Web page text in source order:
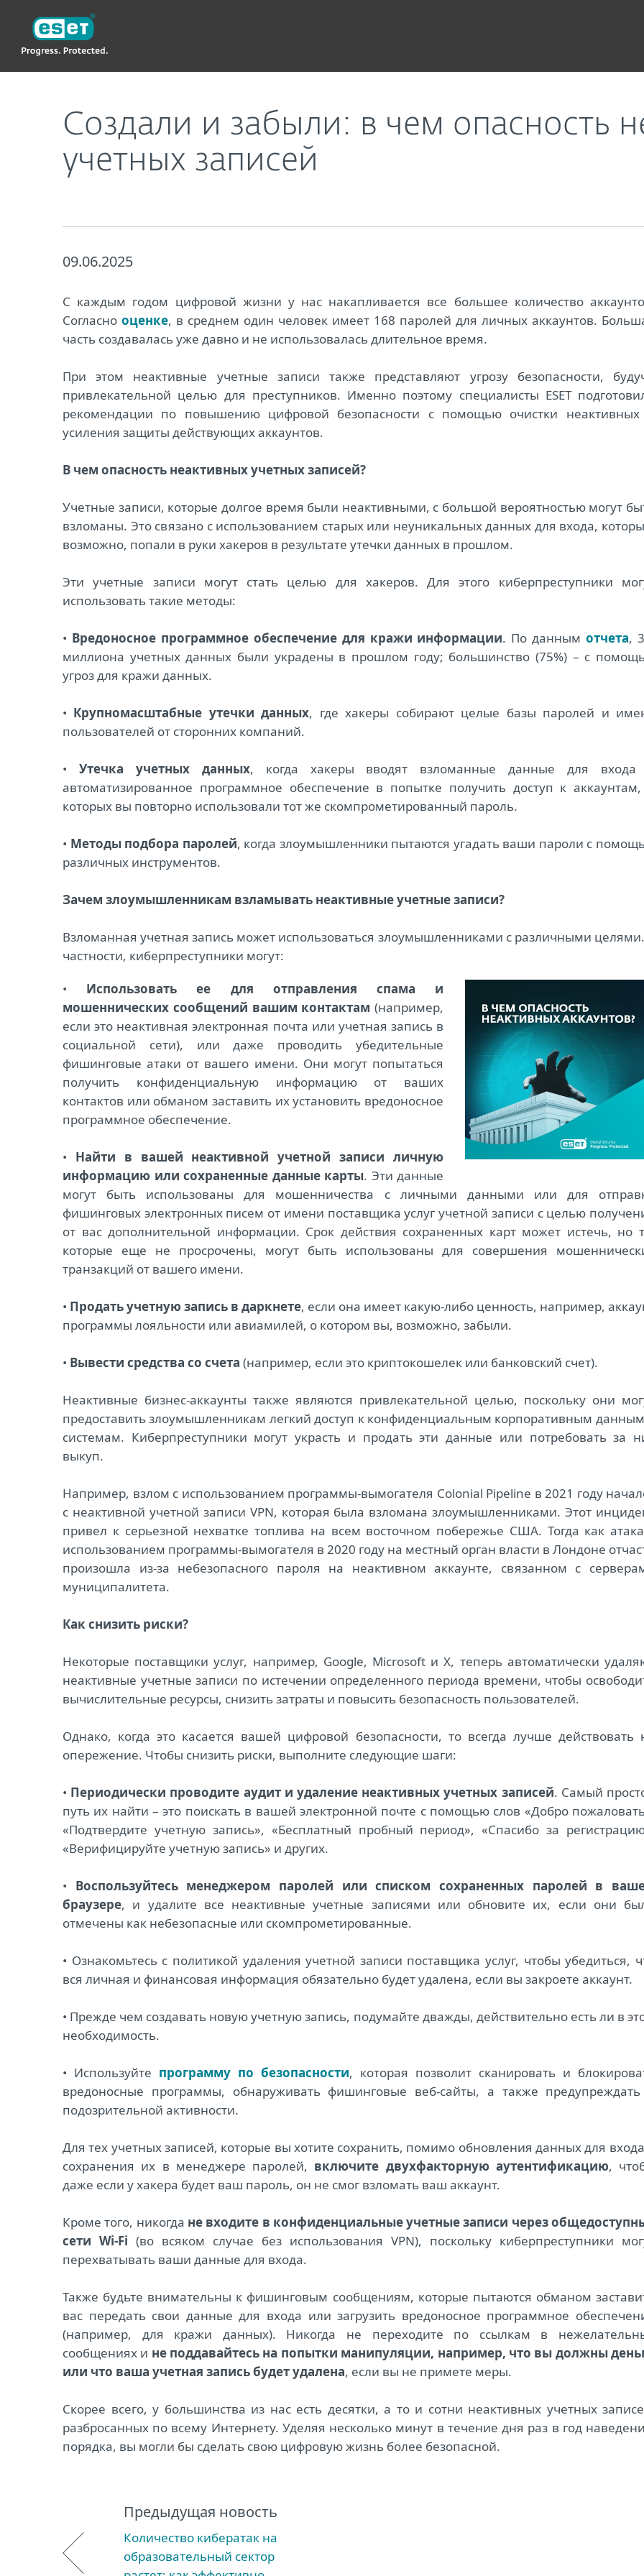
Создали и забыли: в чем опасность
учетных записей
09.06.2025
С каждым годом цифровой жизни у нас накапливается все большее количество
Согласно оценке, в среднем один человек имеет 168 паролей для личных аккаунтов.
часть создавалась уже давно и не использовалась длительное время.
При этом неактивные учетные записи также представляют угрозу безопасности,
привлекательной целью для преступников. Именно поэтому специалисты ESET
рекомендации по повышению цифровой безопасности с помощью очистки
усиления защиты действующих аккаунтов.
В чем опасность неактивных учетных записей?
Учетные записи, которые долгое время были неактивными, с большой вероятностью могут
взломаны. Это связано с использованием старых или неуникальных данных для входа,
возможно, попали в руки хакеров в результате утечки данных в прошлом.
Эти учетные записи могут стать целью для хакеров. Для этого киберпреступники
использовать такие методы:
• Вредоносное программное обеспечение для кражи информации. По даннымотчета,
миллиона учетных данных были украдены в прошлом году; большинство (75%) – с
угроз для кражи данных.
• Крупномасштабные утечки данных, где хакеры собирают целые базы паролей и
пользователей от сторонних компаний.
• Утечка учетных данных, когда хакеры вводят взломанные данные для
автоматизированное программное обеспечение в попытке получить доступ к
которых вы повторно использовали тот же скомпрометированный пароль.
• Методы подбора паролей, когда злоумышленники пытаются угадать ваши пароли с
различных инструментов.
Зачем злоумышленникам взламывать неактивные учетные записи?
Взломанная учетная запись может использоваться злоумышленниками с различными
частности, киберпреступники могут:
• Использовать ее для отправления спама и
мошеннических сообщений вашим контактам (например,
если это неактивная электронная почта или учетная запись в
социальной сети), или даже проводить убедительные
фишинговые атаки от вашего имени. Они могут попытаться
получить конфиденциальную информацию от ваших
контактов или обманом заставить их установить вредоносное
программное обеспечение.
• Найти в вашей неактивной учетной записи личную
информацию или сохраненные данные карты. Эти данные
могут быть использованы для мошенничества с личными данными или для
фишинговых электронных писем от имени поставщика услуг учетной записи с целью
от вас дополнительной информации. Срок действия сохраненных карт может истечь, но
которые еще не просрочены, могут быть использованы для совершения
транзакций от вашего имени.
• Продать учетную запись в даркнете, если она имеет какую-либо ценность, например,
программы лояльности или авиамилей, о котором вы, возможно, забыли.
• Вывести средства со счета (например, если это криптокошелек или банковский счет).
Неактивные бизнес-аккаунты также являются привлекательной целью, поскольку они
предоставить злоумышленникам легкий доступ к конфиденциальным корпоративным
системам. Киберпреступники могут украсть и продать эти данные или потребовать за
выкуп.
Например, взлом с использованием программы-вымогателя Colonial Pipeline в 2021 году
с неактивной учетной записи VPN, которая была взломана злоумышленниками. Этот
привел к серьезной нехватке топлива на всем восточном побережье США. Тогда как
использованием программы-вымогателя в 2020 году на местный орган власти в Лондоне
произошла из-за небезопасного пароля на неактивном аккаунте, связанном с
муниципалитета.
Как снизить риски?
Некоторые поставщики услуг, например, Google, Microsoft и X, теперь автоматически
неактивные учетные записи по истечении определенного периода времени, чтобы
вычислительные ресурсы, снизить затраты и повысить безопасность пользователей.
Однако, когда это касается вашей цифровой безопасности, то всегда лучше действовать
опережение. Чтобы снизить риски, выполните следующие шаги:
• Периодически проводите аудит и удаление неактивных учетных записей. Самый
путь их найти – это поискать в вашей электронной почте с помощью слов «Добро
«Подтвердите учетную запись», «Бесплатный пробный период», «Спасибо за
«Верифицируйте учетную запись» и других.
• Воспользуйтесь менеджером паролей или списком сохраненных паролей в
браузере, и удалите все неактивные учетные записями или обновите их, если они
отмечены как небезопасные или скомпрометированные.
• Ознакомьтесь с политикой удаления учетной записи поставщика услуг, чтобы убедиться,
вся личная и финансовая информация обязательно будет удалена, если вы закроете аккаунт.
• Прежде чем создавать новую учетную запись, подумайте дважды, действительно есть ли в
необходимость.
• Используйте программу по безопасности, которая позволит сканировать и
вредоносные программы, обнаруживать фишинговые веб-сайты, а также
подозрительной активности.
Для тех учетных записей, которые вы хотите сохранить, помимо обновления данных для
сохранения их в менеджере паролей, включите двухфакторную аутентификацию,
даже если у хакера будет ваш пароль, он не смог взломать ваш аккаунт.
Кроме того, никогда не входите в конфиденциальные учетные записи через
сети Wi-Fi (во всяком случае без использования VPN), поскольку киберпреступники
перехватывать ваши данные для входа.
Также будьте внимательны к фишинговым сообщениям, которые пытаются обманом
вас передать свои данные для входа или загрузить вредоносное программное
(например, для кражи данных). Никогда не переходите по ссылкам в
сообщениях и не поддавайтесь на попытки манипуляции, например, что вы должны
или что ваша учетная запись будет удалена, если вы не примете меры.
Скорее всего, у большинства из нас есть десятки, а то и сотни неактивных учетных
разбросанных по всему Интернету. Уделяя несколько минут в течение дня раз в год
порядка, вы могли бы сделать свою цифровую жизнь более безопасной.
Предыдущая новость
Количество кибератак на
образовательный сектор
Создали и забыли: в чем опасность неактивных учетных записей
ESET